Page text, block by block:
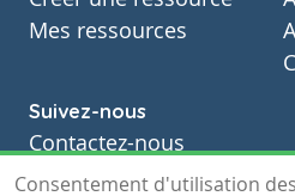
Mes ressources
Suivez-nous
Contactez-nous
Soutien scolaire
Consentement d'utilisation